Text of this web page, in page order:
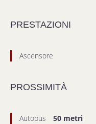
PRESTAZIONI
Ascensore
PROSSIMITÀ
Autobus 50 metri